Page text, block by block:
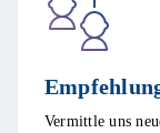
Vermittle uns